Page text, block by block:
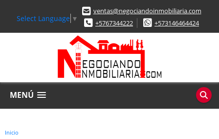
Select Language ▼
ventas@negociandoinmobiliaria.com
+5767344222
+573146464424
MENÚ
Inicio